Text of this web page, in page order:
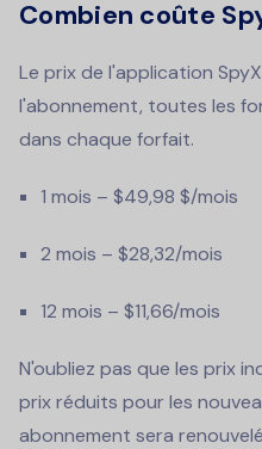
Combien coûte
Le prix de l'application
l'abonnement, toutes les
dans chaque forfait.
1 mois – $49,98 $/mois
2 mois – $28,32/mois
12 mois – $11,66/mois
N'oubliez pas que les prix
prix réduits pour les
abonnement sera